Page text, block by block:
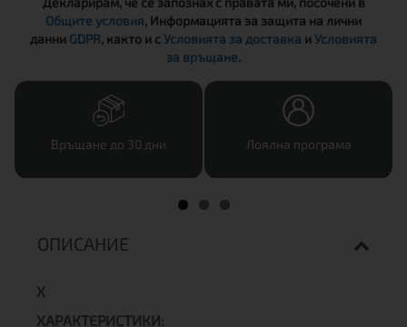
Общите условия, Информацията за защита на лични
данни GDPR, както и сУсловията за доставка иУсловията
за връщане.
Връщане до 30 дни Лоялна програма
ОПИСАНИЕ
Х
ХАРАКТЕРИСТИКИ: